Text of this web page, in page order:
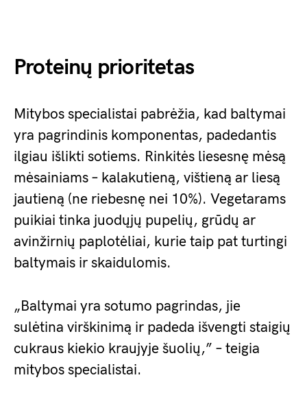
Proteinų prioritetas
Mitybos specialistai pabrėžia, kad baltymai
yra pagrindinis komponentas, padedantis
ilgiau išlikti sotiems. Rinkitės liesesnę mėsą
mėsainiams – kalakutieną, vištieną ar liesą
jautieną (ne riebesnę nei 10%). Vegetarams
puikiai tinka juodųjų pupelių, grūdų ar
avinžirnių paplotėliai, kurie taip pat turtingi
baltymais ir skaidulomis.
„Baltymai yra sotumo pagrindas, jie
sulėtina virškinimą ir padeda išvengti staigių
cukraus kiekio kraujyje šuolių,” – teigia
mitybos specialistai.